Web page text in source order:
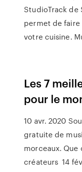
StudioTrack de
permet de
votre cuisine.
Les 7
pour le
10 avr. 2020
gratuite de
morceaux. Que
créateurs 14